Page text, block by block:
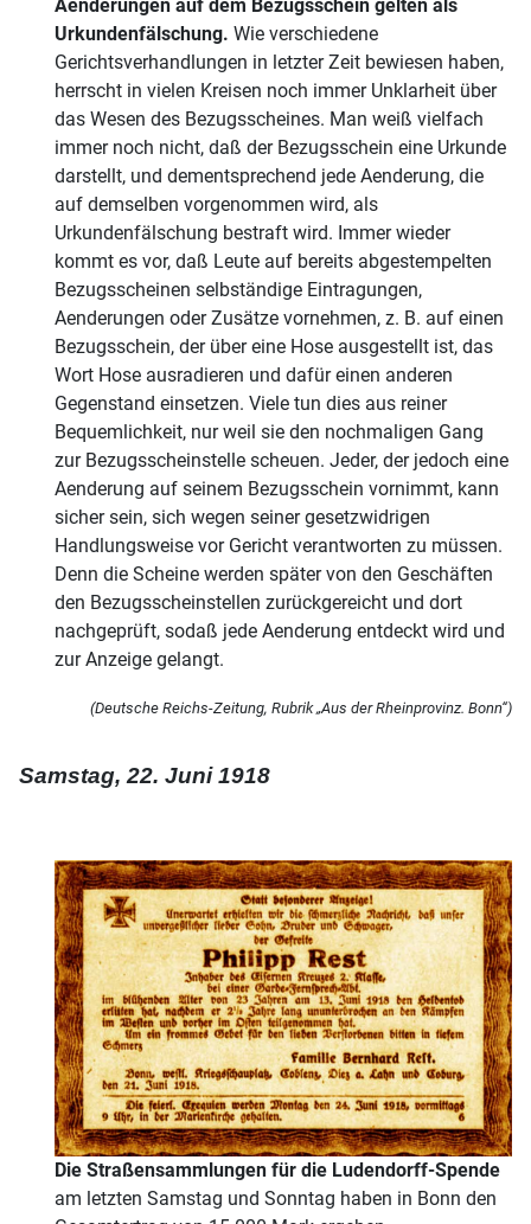
Aenderungen auf dem Bezugsschein gelten als
Urkundenfälschung. Wie verschiedene
Gerichtsverhandlungen in letzter Zeit bewiesen haben,
herrscht in vielen Kreisen noch immer Unklarheit über
das Wesen des Bezugsscheines. Man weiß vielfach
immer noch nicht, daß der Bezugsschein eine Urkunde
darstellt, und dementsprechend jede Aenderung, die
auf demselben vorgenommen wird, als
Urkundenfälschung bestraft wird. Immer wieder
kommt es vor, daß Leute auf bereits abgestempelten
Bezugsscheinen selbständige Eintragungen,
Aenderungen oder Zusätze vornehmen, z. B. auf einen
Bezugsschein, der über eine Hose ausgestellt ist, das
Wort Hose ausradieren und dafür einen anderen
Gegenstand einsetzen. Viele tun dies aus reiner
Bequemlichkeit, nur weil sie den nochmaligen Gang
zur Bezugsscheinstelle scheuen. Jeder, der jedoch eine
Aenderung auf seinem Bezugsschein vornimmt, kann
sicher sein, sich wegen seiner gesetzwidrigen
Handlungsweise vor Gericht verantworten zu müssen.
Denn die Scheine werden später von den Geschäften
den Bezugsscheinstellen zurückgereicht und dort
nachgeprüft, sodaß jede Aenderung entdeckt wird und
zur Anzeige gelangt.
(Deutsche Reichs-Zeitung, Rubrik „Aus der Rheinprovinz. Bonn“)
Samstag, 22. Juni 1918
Die Straßensammlungen für die Ludendorff-Spende
am letzten Samstag und Sonntag haben in Bonn den